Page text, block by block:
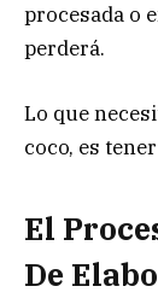
procesada o
perderá.
Lo que
coco, es
El
De